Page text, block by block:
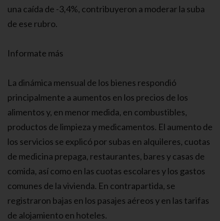
una caída de -3,4%, contribuyeron a moderar la suba
de ese rubro.
Informate más
La dinámica mensual de los bienes respondió
principalmente a aumentos en los precios de los
alimentos y, en menor medida, en combustibles,
productos de limpieza y medicamentos. El aumento de
los servicios se explicó por subas en alquileres, cuotas
de medicina prepaga, restaurantes, bares y casas de
comida, así como en las cuotas escolares y los gastos
comunes de la vivienda. En contrapartida, se
registraron bajas en los pasajes aéreos y en las tarifas
de alojamiento en hoteles.